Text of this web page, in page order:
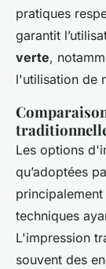
pratiques
garantit
verte,
l'utilisation de
Les options
qu’adoptées
techniques
L'impression
souvent des